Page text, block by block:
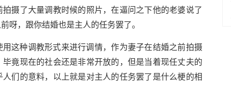
摄了大量调教时候的照片，在逼问之下他的老婆说了
呀，跟你结婚也是主人的任务罢了。
这种调教形式来进行调情，作为妻子在结婚之前拍摄
竟现在的社会还是非常开放的，但是当着现任丈夫的
们的意料，以上就是对主人的任务罢了是什么梗的相